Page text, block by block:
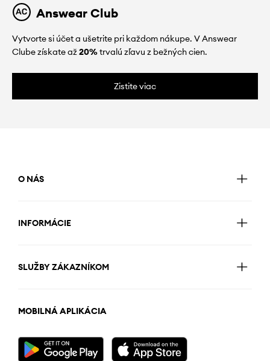
Answear Club
Vytvorte si účet a ušetrite pri každom nákupe. V Answear
Clube získate až20%trvalú zľavu z bežných cien.
Zistite viac
O NÁS
INFORMÁCIE
SLUŽBY ZÁKAZNÍKOM
MOBILNÁ APLIKÁCIA